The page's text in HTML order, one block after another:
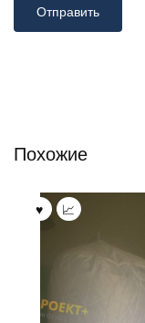
Похожие